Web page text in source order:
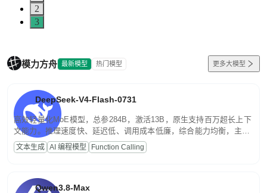
2
3
模力方舟 最新模型 热门模型 更多大模型
DeepSeek-V4-Flash-0731
高效轻量化MoE模型，总参284B，激活13B，原生支持百万超长上下
文能力。推理速度快、延迟低、调用成本低廉，综合能力均衡，主打
高并发、轻量化任务，适合日常对话、内容创作、基础 RAG、批量
文案处理等普惠刚需场景。
文本生成 AI 编程模型 Function Calling
Qwen3.8-Max